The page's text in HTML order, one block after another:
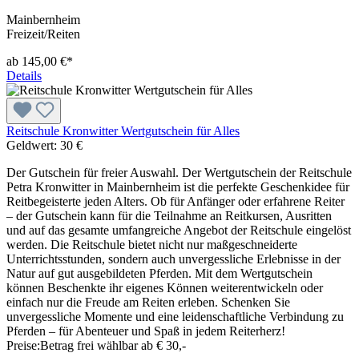
Mainbernheim
Freizeit/Reiten
ab 145,00 €*
Details
Reitschule Kronwitter Wertgutschein für Alles
Geldwert: 30 €
Der Gutschein für freier Auswahl. Der Wertgutschein der Reitschule
Petra Kronwitter in Mainbernheim ist die perfekte Geschenkidee für
Reitbegeisterte jeden Alters. Ob für Anfänger oder erfahrene Reiter
– der Gutschein kann für die Teilnahme an Reitkursen, Ausritten
und auf das gesamte umfangreiche Angebot der Reitschule eingelöst
werden. Die Reitschule bietet nicht nur maßgeschneiderte
Unterrichtsstunden, sondern auch unvergessliche Erlebnisse in der
Natur auf gut ausgebildeten Pferden. Mit dem Wertgutschein
können Beschenkte ihr eigenes Können weiterentwickeln oder
einfach nur die Freude am Reiten erleben. Schenken Sie
unvergessliche Momente und eine leidenschaftliche Verbindung zu
Pferden – für Abenteuer und Spaß in jedem Reiterherz!
Preise:Betrag frei wählbar ab € 30,-